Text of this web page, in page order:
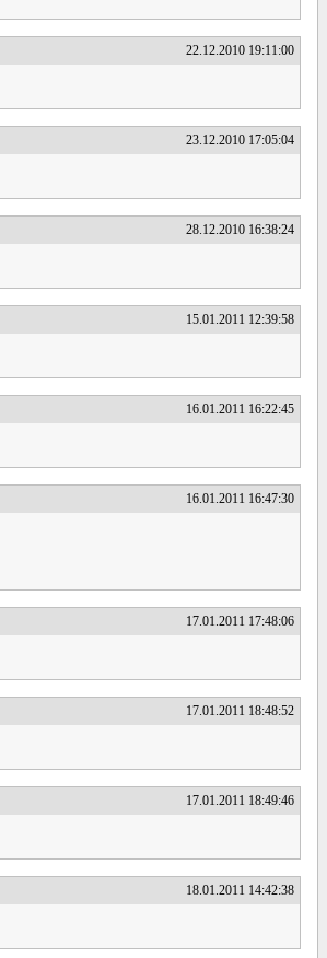
22.12.2010 19:11:00
23.12.2010 17:05:04
28.12.2010 16:38:24
15.01.2011 12:39:58
16.01.2011 16:22:45
16.01.2011 16:47:30
17.01.2011 17:48:06
17.01.2011 18:48:52
17.01.2011 18:49:46
18.01.2011 14:42:38